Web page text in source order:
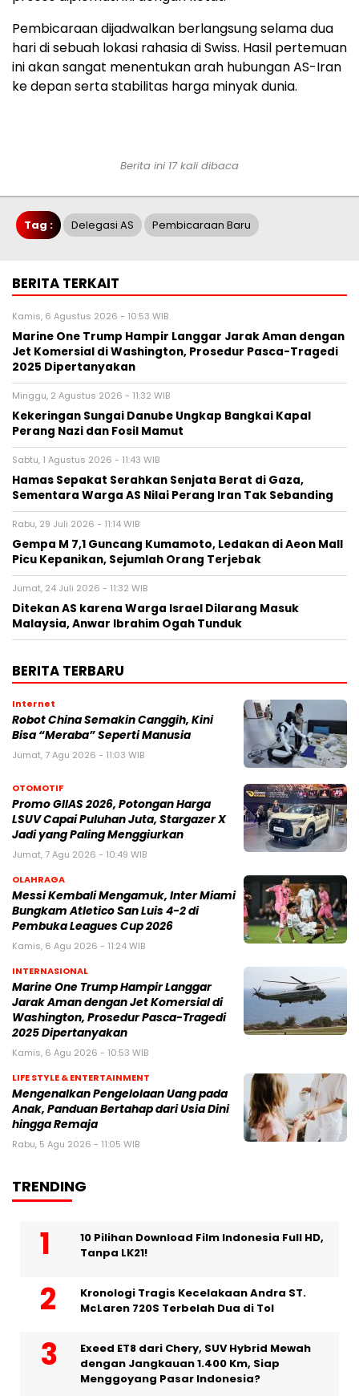
Pembicaraan dijadwalkan berlangsung selama dua
hari di sebuah lokasi rahasia di Swiss. Hasil pertemuan
ini akan sangat menentukan arah hubungan AS-Iran
ke depan serta stabilitas harga minyak dunia.
Berita ini 17 kali dibaca
Tag : Delegasi AS Pembicaraan Baru
BERITA TERKAIT
Kamis, 6 Agustus 2026 - 10:53 WIB
Marine One Trump Hampir Langgar Jarak Aman dengan
Jet Komersial di Washington, Prosedur Pasca-Tragedi
2025 Dipertanyakan
Minggu, 2 Agustus 2026 - 11:32 WIB
Kekeringan Sungai Danube Ungkap Bangkai Kapal
Perang Nazi dan Fosil Mamut
Sabtu, 1 Agustus 2026 - 11:43 WIB
Hamas Sepakat Serahkan Senjata Berat di Gaza,
Sementara Warga AS Nilai Perang Iran Tak Sebanding
Rabu, 29 Juli 2026 - 11:14 WIB
Gempa M 7,1 Guncang Kumamoto, Ledakan di Aeon Mall
Picu Kepanikan, Sejumlah Orang Terjebak
Jumat, 24 Juli 2026 - 11:32 WIB
Ditekan AS karena Warga Israel Dilarang Masuk
Malaysia, Anwar Ibrahim Ogah Tunduk
BERITA TERBARU
Internet
Robot China Semakin Canggih, Kini
Bisa “Meraba” Seperti Manusia
Jumat, 7 Agu 2026 - 11:03 WIB
OTOMOTIF
Promo GIIAS 2026, Potongan Harga
LSUV Capai Puluhan Juta, Stargazer X
Jadi yang Paling Menggiurkan
Jumat, 7 Agu 2026 - 10:49 WIB
OLAHRAGA
Messi Kembali Mengamuk, Inter Miami
Bungkam Atletico San Luis 4-2 di
Pembuka Leagues Cup 2026
Kamis, 6 Agu 2026 - 11:24 WIB
INTERNASIONAL
Marine One Trump Hampir Langgar
Jarak Aman dengan Jet Komersial di
Washington, Prosedur Pasca-Tragedi
2025 Dipertanyakan
Kamis, 6 Agu 2026 - 10:53 WIB
LIFE STYLE & ENTERTAINMENT
Mengenalkan Pengelolaan Uang pada
Anak, Panduan Bertahap dari Usia Dini
hingga Remaja
Rabu, 5 Agu 2026 - 11:05 WIB
TRENDING
10 Pilihan Download Film Indonesia Full HD,
Tanpa LK21!
Kronologi Tragis Kecelakaan Andra ST.
McLaren 720S Terbelah Dua di Tol
Exeed ET8 dari Chery, SUV Hybrid Mewah
dengan Jangkauan 1.400 Km, Siap
Menggoyang Pasar Indonesia?